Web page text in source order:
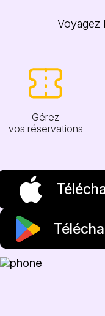
Voyagez
Gérez
vos réservations